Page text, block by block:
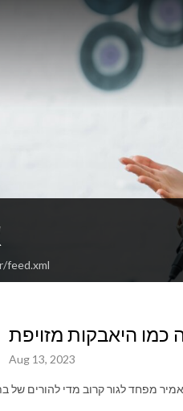
feed.xml
Aug 13, 2023
מפחד לגור קרוב מדי להורים של